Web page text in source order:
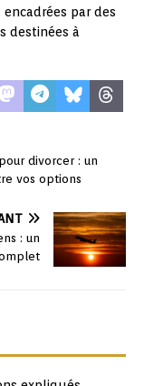
par des
destinées à
divorcer : un
vos options
: un